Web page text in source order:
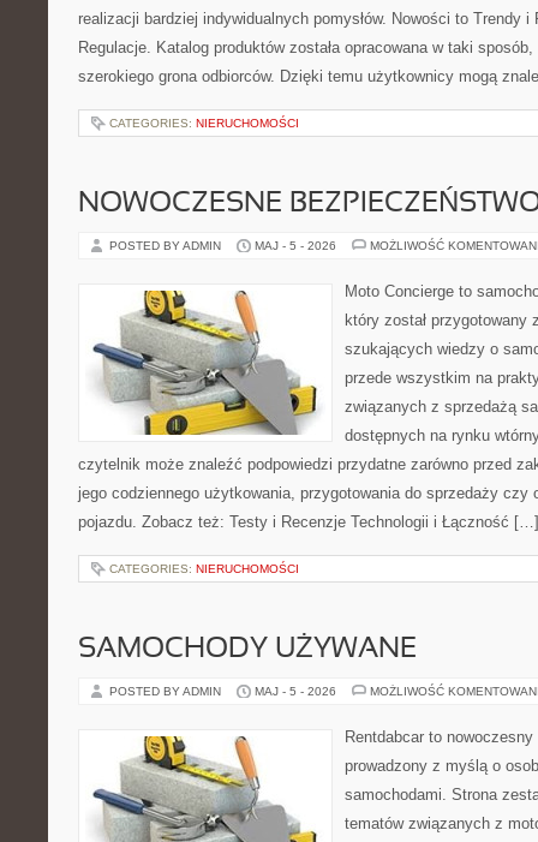
realizacji bardziej indywidualnych pomysłów. Nowości to Trendy i
Regulacje. Katalog produktów została opracowana w taki
szerokiego grona odbiorców. Dzięki temu użytkownicy mogą
CATEGORIES: NIERUCHOMOŚCI
NOWOCZESNE
POSTED BY ADMIN MAJ - 5 - 2026 MOŻLIWOŚĆ
Moto Concierge to
który został przygotowany
szukających wiedzy o
przede wszystkim na
związanych z sprzedażą
dostępnych na rynku
czytelnik może znaleźć podpowiedzi przydatne zarówno przed
jego codziennego użytkowania, przygotowania do sprzedaży czy
pojazdu. Zobacz też: Testy i Recenzje Technologii i Łączność […]
CATEGORIES: NIERUCHOMOŚCI
SAMOCHODY UŻYWANE
POSTED BY ADMIN MAJ - 5 - 2026 MOŻLIWOŚĆ
Rentdabcar to
prowadzony z myślą o
samochodami. Strona
tematów związanych z